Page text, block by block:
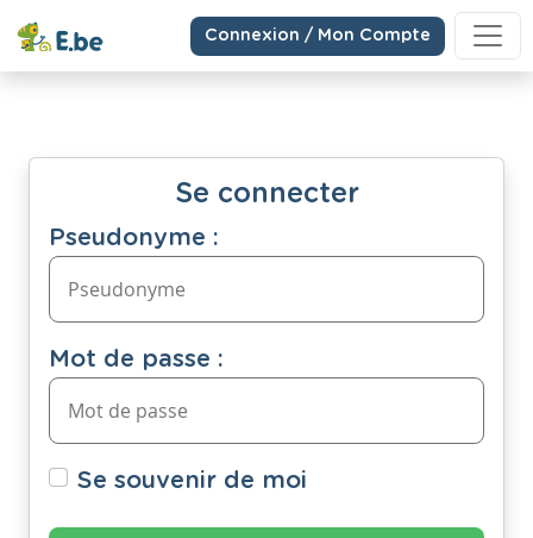
Connexion / Mon Compte
Se connecter
Pseudonyme :
Mot de passe :
Se souvenir de moi